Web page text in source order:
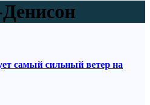
самый сильный ветер на